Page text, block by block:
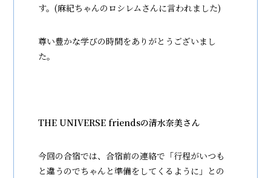
す。(麻紀ちゃんのロシレムさんに言われました)
尊い豊かな学びの時間をありがとうございまし
た。
THE UNIVERSE friendsの清水奈美さん
今回の合宿では、合宿前の連絡で「行程がいつも
と違うのでちゃんと準備をしてくるように」との